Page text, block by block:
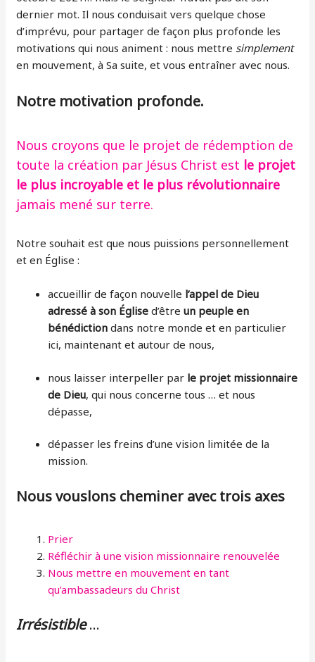
dernier mot. Il nous conduisait vers quelque chose
d’imprévu, pour partager de façon plus profonde les
motivations qui nous animent : nous mettre simplement
en mouvement, à Sa suite, et vous entraîner avec nous.
Notre motivation profonde.
Nous croyons que le projet de rédemption de
toute la création par Jésus Christ est le projet
le plus incroyable et le plus révolutionnaire
jamais mené sur terre.
Notre souhait est que nous puissions personnellement
et en Église :
accueillir de façon nouvelle l’appel de Dieu
adressé à son Église d’êtreun peuple en
bénédiction dans notre monde et en particulier
ici, maintenant et autour de nous,
nous laisser interpeller par le projet missionnaire
de Dieu, qui nous concerne tous … et nous
dépasse,
dépasser les freins d’une vision limitée de la
mission.
Nous vouslons cheminer avec trois axes
Prier
Réfléchir à une vision missionnaire renouvelée
Nous mettre en mouvement en tant
qu’ambassadeurs du Christ
Irrésistible…